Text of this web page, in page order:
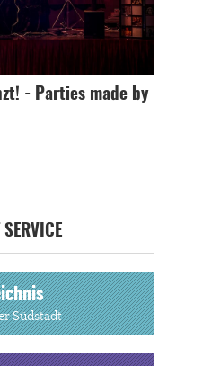
- Parties made by
SERVICE
Südstadt